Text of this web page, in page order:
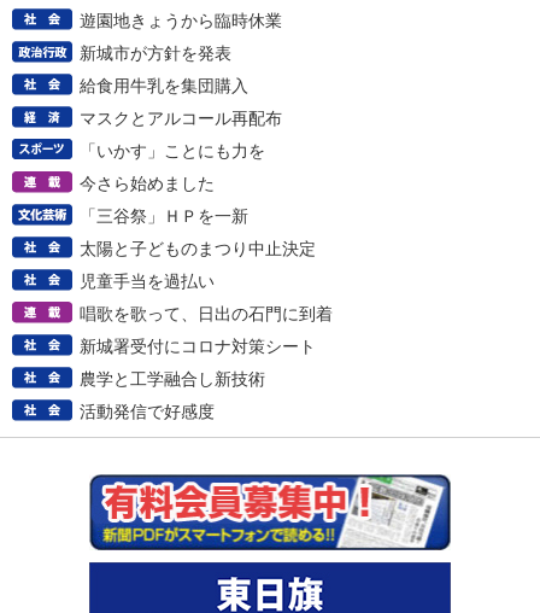
遊園地きょうから臨時休業
新城市が方針を発表
給食用牛乳を集団購入
マスクとアルコール再配布
「いかす」ことにも力を
今さら始めました
「三谷祭」ＨＰを一新
太陽と子どものまつり中止決定
児童手当を過払い
唱歌を歌って、日出の石門に到着
新城署受付にコロナ対策シート
農学と工学融合し新技術
活動発信で好感度